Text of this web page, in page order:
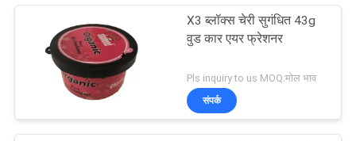
X3 ब्लॉक्स चेरी सुगंधित 43g
वुड कार एयर फ्रेशनर
Pls inquiry to us MOQ:मोल भाव
संपर्क